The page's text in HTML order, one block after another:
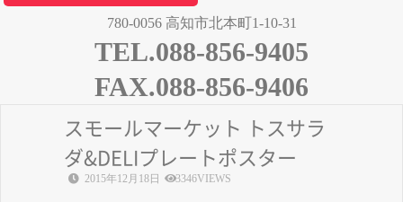
780-0056 高知市北本町1-10-31
TEL.088-856-9405
FAX.088-856-9406
スモールマーケット トスサラ
ダ&DELIプレートポスター
2015年12月18日 3346VIEWS